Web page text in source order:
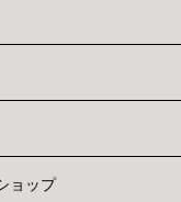
ョップ